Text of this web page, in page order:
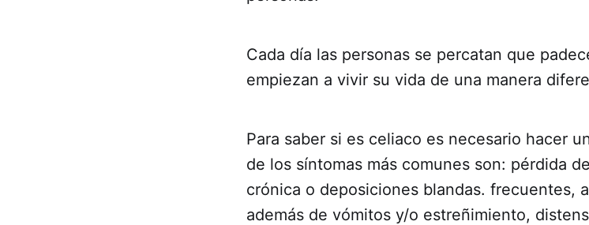
Cada día las personas se percatan que
empiezan a vivir su vida de una manera
Para saber si es celiaco es necesario hacer
de los síntomas más comunes son: pérdida
crónica o deposiciones blandas. frecuentes,
además de vómitos y/o estreñimiento,